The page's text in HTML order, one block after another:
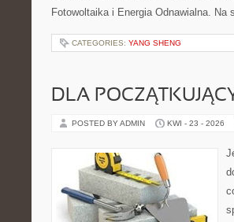
Fotowoltaika i Energia Odnawialna.
CATEGORIES: YANG SHENG
DLA
POSTED BY ADMIN KWI - 23 - 2026